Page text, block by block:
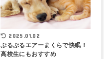
2025.01.02
ぷるぷるエアーまくらで快眠！
高校生にもおすすめ